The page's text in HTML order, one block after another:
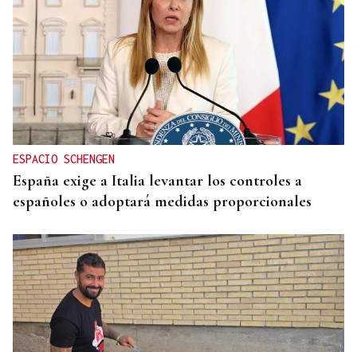
ESPACIO SCHENGEN
España exige a Italia levantar los controles a
españoles o adoptará medidas proporcionales